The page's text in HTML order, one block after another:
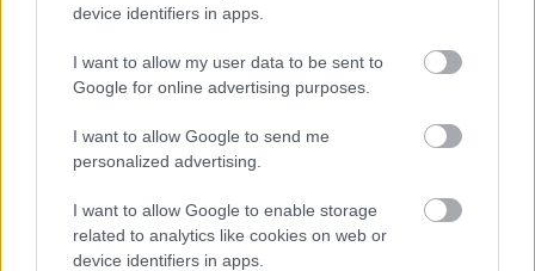
device identifiers in apps.
I want to allow my user data to be sent to
Google for online advertising purposes.
I want to allow Google to send me
personalized advertising.
I want to allow Google to enable storage
related to analytics like cookies on web or
device identifiers in apps.
HÍRLEVÉL